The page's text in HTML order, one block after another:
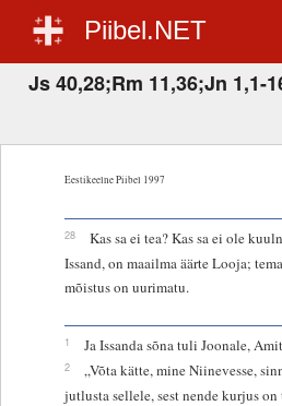
Piibel.NET
Js 40,28;Rm 11,36;Jn 1,1-
Eestikeelne Piibel 1997
28
Kas sa ei tea? Kas sa ei ole
Issand, on maailma äärte Looja;
mõistus on uurimatu.
1 Ja Issanda sõna tuli Joonale,
2
„Võta kätte, mine Niinevesse,
jutlusta sellele, sest nende kurjus